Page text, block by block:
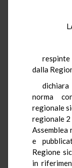
dalla
norma
regionale
regionale 2
e
Regione
in